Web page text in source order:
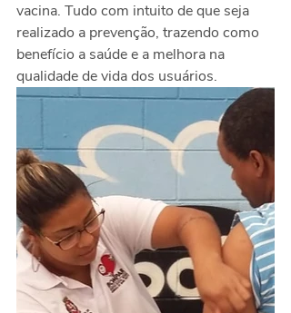
vacina. Tudo com intuito de que seja
realizado a prevenção, trazendo como
benefício a saúde e a melhora na
qualidade de vida dos usuários.